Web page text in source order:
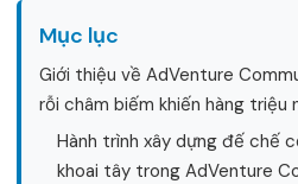
Mục lục
Giới thiệu về AdVenture
rỗi châm biếm khiến hàng triệu
Hành trình xây dựng đế chế
khoai tây trong AdVenture